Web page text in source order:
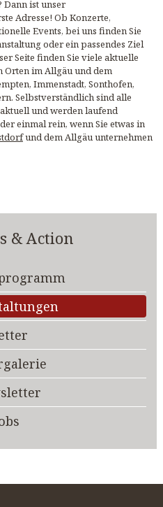
Dann ist unser
Adresse! Ob Konzerte,
Events, bei uns finden Sie
oder ein passendes Ziel
Seite finden Sie viele aktuelle
Orten im Allgäu und dem
Immenstadt, Sonthofen,
Selbstverständlich sind alle
und werden laufend
einmal rein, wenn Sie etwas in
und dem Allgäu unternehmen
& Action